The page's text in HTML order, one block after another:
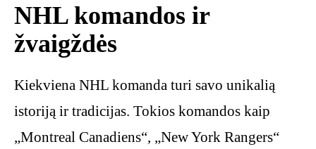
NHL komandos ir
žvaigždės
Kiekviena NHL komanda turi savo unikalią
istoriją ir tradicijas. Tokios komandos kaip
„Montreal Canadiens“, „New York Rangers“